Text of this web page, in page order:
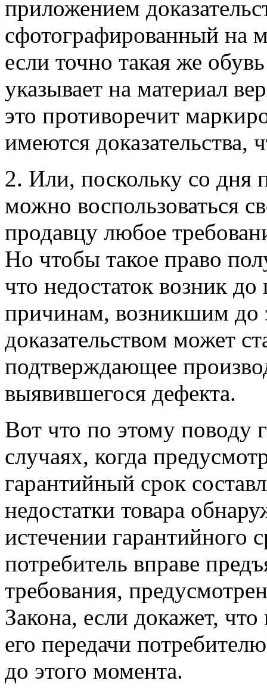
приложением
сфотографированный на
если точно такая же
указывает на материал
это противоречит
имеются доказательства,
2. Или, поскольку со дня
можно воспользоваться
продавцу любое
Но чтобы такое право
что недостаток возник
причинам, возникшим до
доказательством может
подтверждающее
выявившегося дефекта.
Вот что по этому поводу
случаях, когда
гарантийный срок
недостатки товара
истечении гарантийного
потребитель вправе
требования,
Закона, если докажет,
его передачи
до этого момента.